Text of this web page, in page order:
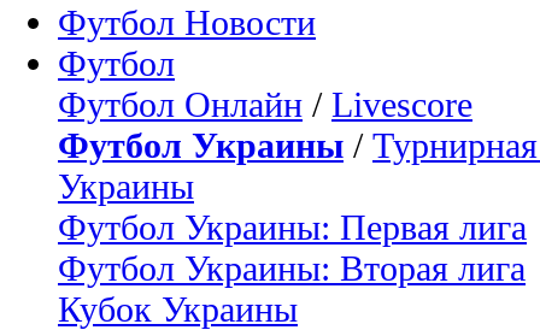
Футбол Новости
Футбол
Футбол Онлайн / Livescore
Футбол Украины /
Украины
Футбол Украины: Первая лига
Футбол Украины: Вторая лига
Кубок Украины